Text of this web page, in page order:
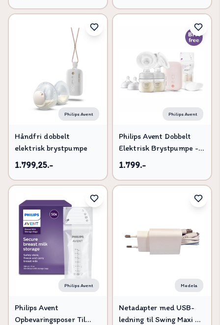
Philips Avent
Håndfri dobbelt
elektrisk brystpumpe
1.799,25.-
Philips Avent
Philips Avent Dobbelt
Elektrisk Brystpumpe -
Natural Motion
1.799.-
Philips Avent
Philips Avent
Opbevaringsposer Til
Medela
Netadapter med USB-
ledning til Swing Maxi &